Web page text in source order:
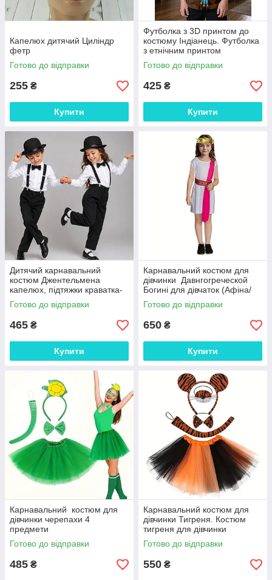
Капелюх дитячий Циліндр
фетр
Готово до відправки
255 ₴
Купити
Футболка з 3D принтом до
костюму Індіанець. Футболка
з етнічним принтом
Готово до відправки
425 ₴
Купити
Дитячий карнавальний
костюм Джентельмена
капелюх, підтяжки краватка-
метелик
Готово до відправки
465 ₴
Купити
Карнавальний костюм для
дівчинки Давнгогреческой
Богині для дівчаток (Афіна/
Афродіта)
Готово до відправки
650 ₴
Купити
Карнавальний костюм для
дівчинки черепахи 4
предмети
Готово до відправки
485 ₴
Карнавальний костюм для
дівчинки Тигреня. Костюм
тигреня для дівчинки
Готово до відправки
550 ₴